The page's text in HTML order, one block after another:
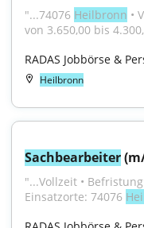
"...74076 Heilbronn •
von 3.650,00 bis
RADAS Jobbörse &
Heilbronn
Sachbearbeiter
"...Vollzeit •
Einsatzorte: 74076